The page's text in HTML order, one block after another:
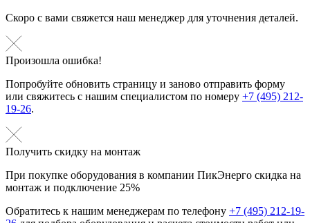
Скоро с вами свяжется наш менеджер для уточнения деталей.
Произошла ошибка!
Попробуйте обновить страницу и заново отправить форму
или свяжитесь с нашим специалистом по номеру +7 (495) 212-
19-26.
Получить скидку на монтаж
При покупке оборудования в компании ПикЭнерго скидка на
монтаж и подключение 25%
Обратитесь к нашим менеджерам по телефону +7 (495) 212-19-